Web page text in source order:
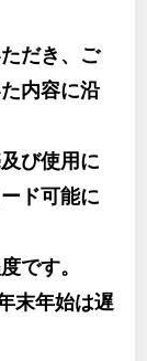
だき、ご
内容に沿
び使用に
ド可能に
です。
末年始は遅